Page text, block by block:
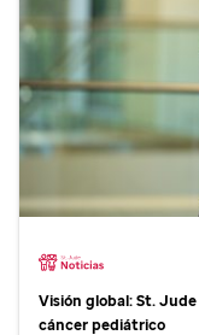
Visión global:St. Jude
cáncer pediátrico